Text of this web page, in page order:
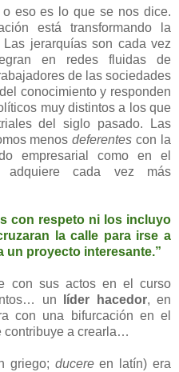
eso es lo que se nos dice.
está transformando la
jerarquías son cada vez
en redes fluidas de
de las sociedades
conocimiento y responden
muy distintos a los que
del siglo pasado. Las
menosdeferentes con la
empresarial como en el
cada vez más
con respeto ni los incluyo
la calle para irse a
un proyecto interesante.”
con sus actos en el curso
un
líder hacedor, en
con una bifurcación en el
contribuye a crearla…
griego; ducereen latín) era